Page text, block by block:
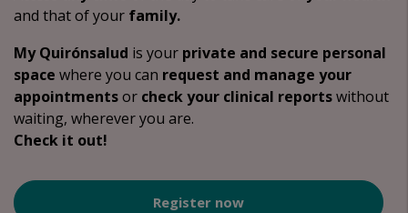
and that of your family.
My Quirónsalud is your private and secure personal
space where you can request and manage your
appointmentsor check your clinical reportswithout
waiting, wherever you are.
Check it out!
Register now